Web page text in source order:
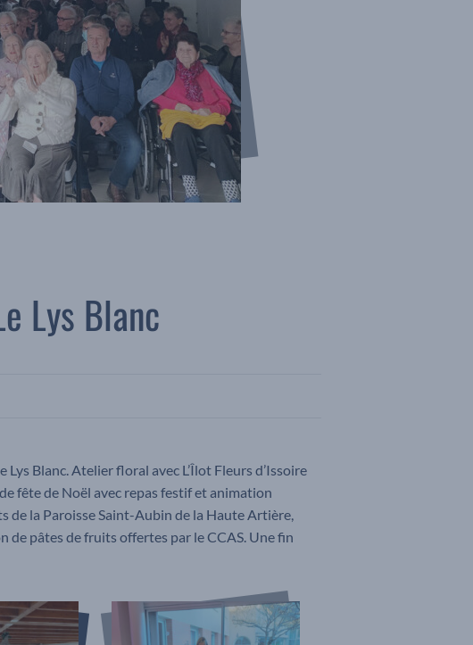
Lys Blanc
Blanc. Atelier floral avec L’Îlot Fleurs d’Issoire
fête de Noël avec repas festif et animation
de la Paroisse Saint-Aubin de la Haute Artière,
de pâtes de fruits offertes par le CCAS. Une fin